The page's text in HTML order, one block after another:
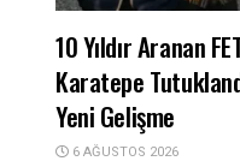
10 Yıldır Aranan
Karatepe
Yeni Gelişme
6 AĞUSTOS 2026